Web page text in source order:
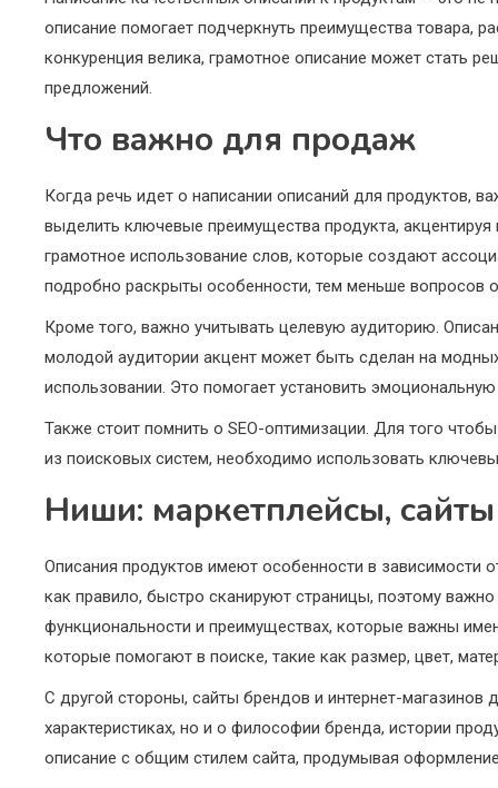
описание помогает подчеркнуть преимущества товара,
конкуренция велика, грамотное описание может стать
предложений.
Что важно для продаж
Когда речь идет о написании описаний для продуктов,
выделить ключевые преимущества продукта,
грамотное использование слов, которые создают
подробно раскрыты особенности, тем меньше вопросов
Кроме того, важно учитывать целевую аудиторию.
молодой аудитории акцент может быть сделан на
использовании. Это помогает установить
Также стоит помнить о SEO-оптимизации. Для того
из поисковых систем, необходимо использовать
Ниши: маркетплейсы, сайты
Описания продуктов имеют особенности в зависимости
как правило, быстро сканируют страницы, поэтому
функциональности и преимуществах, которые важны
которые помогают в поиске, такие как размер, цвет,
С другой стороны, сайты брендов и интернет-
характеристиках, но и о философии бренда, истории
описание с общим стилем сайта, продумывая